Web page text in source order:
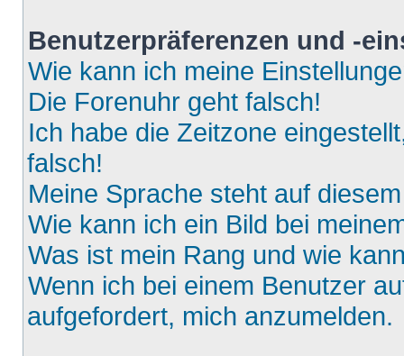
Benutzerpräferenzen und -
Wie kann ich meine
Die Forenuhr geht falsch!
Ich habe die Zeitzone
falsch!
Meine Sprache steht auf
Wie kann ich ein Bild bei
Was ist mein Rang und wie
Wenn ich bei einem Benutzer
aufgefordert, mich anzumelden.